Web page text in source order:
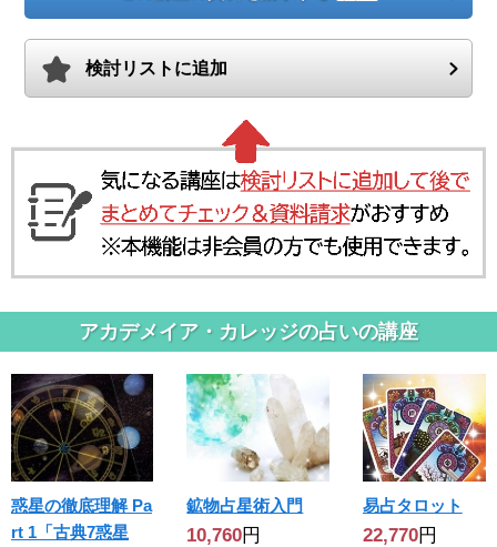
検討リストに追加
アカデメイア・カレッジの占いの講座
惑星の徹底理解 Pa
rt 1「古典7惑星
鉱物占星術入門
10,760円
易占タロット
22,770円